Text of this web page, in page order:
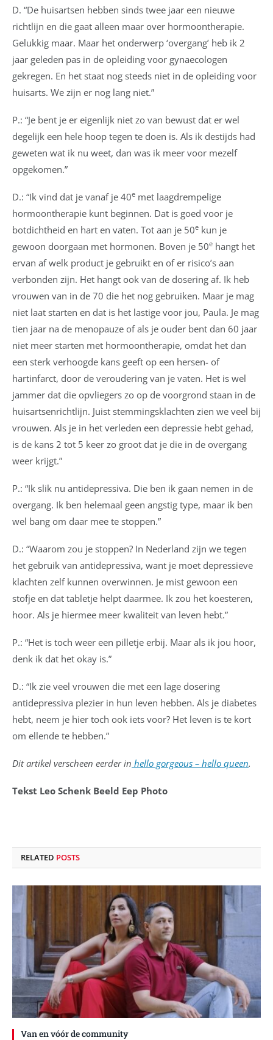
D. “De huisartsen hebben sinds twee jaar een nieuwe
richtlijn en die gaat alleen maar over hormoontherapie.
Gelukkig maar. Maar het onderwerp ‘overgang’ heb ik 2
jaar geleden pas in de opleiding voor gynaecologen
gekregen. En het staat nog steeds niet in de opleiding voor
huisarts. We zijn er nog lang niet.”
P.: “Je bent je er eigenlijk niet zo van bewust dat er wel
degelijk een hele hoop tegen te doen is. Als ik destijds had
geweten wat ik nu weet, dan was ik meer voor mezelf
opgekomen.”
D.: “Ik vind dat je vanaf je 40e met laagdrempelige
hormoontherapie kunt beginnen. Dat is goed voor je
botdichtheid en hart en vaten. Tot aan je 50e kun je
gewoon doorgaan met hormonen. Boven je 50e hangt het
ervan af welk product je gebruikt en of er risico’s aan
verbonden zijn. Het hangt ook van de dosering af. Ik heb
vrouwen van in de 70 die het nog gebruiken. Maar je mag
niet laat starten en dat is het lastige voor jou, Paula. Je mag
tien jaar na de menopauze of als je ouder bent dan 60 jaar
niet meer starten met hormoontherapie, omdat het dan
een sterk verhoogde kans geeft op een hersen- of
hartinfarct, door de veroudering van je vaten. Het is wel
jammer dat die opvliegers zo op de voorgrond staan in de
huisartsenrichtlijn. Juist stemmingsklachten zien we veel bij
vrouwen. Als je in het verleden een depressie hebt gehad,
is de kans 2 tot 5 keer zo groot dat je die in de overgang
weer krijgt.”
P.: “Ik slik nu antidepressiva. Die ben ik gaan nemen in de
overgang. Ik ben helemaal geen angstig type, maar ik ben
wel bang om daar mee te stoppen.”
D.: “Waarom zou je stoppen? In Nederland zijn we tegen
het gebruik van antidepressiva, want je moet depressieve
klachten zelf kunnen overwinnen. Je mist gewoon een
stofje en dat tabletje helpt daarmee. Ik zou het koesteren,
hoor. Als je hiermee meer kwaliteit van leven hebt.”
P.: “Het is toch weer een pilletje erbij. Maar als ik jou hoor,
denk ik dat het okay is.”
D.: “Ik zie veel vrouwen die met een lage dosering
antidepressiva plezier in hun leven hebben. Als je diabetes
hebt, neem je hier toch ook iets voor? Het leven is te kort
om ellende te hebben.”
Dit artikel verscheen eerder in hello gorgeous – hello queen.
Tekst Leo Schenk Beeld Eep Photo
RELATED POSTS
Van en vóór de community